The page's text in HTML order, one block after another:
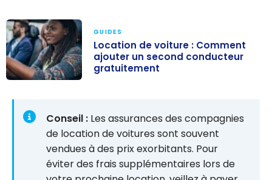
voiture :
Comment
ajouter un
conducteur
GUIDES
Location de voiture : Comment
ajouter un second conducteur
gratuitement
Conseil : Les assurances des compagnies
de location de voitures sont souvent
vendues à des prix exorbitants. Pour
éviter des frais supplémentaires lors de